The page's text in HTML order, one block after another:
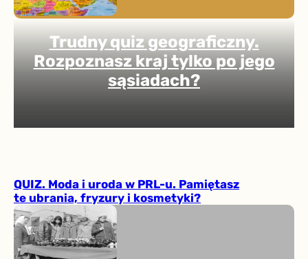
Trudny quiz geograficzny.
Rozpoznasz kraj tylko po jego
sąsiadach?
QUIZ. Moda i uroda w PRL-u. Pamiętasz
te ubrania, fryzury i kosmetyki?